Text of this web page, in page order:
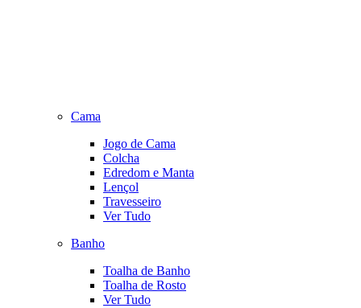
Cama
Jogo de Cama
Colcha
Edredom e Manta
Lençol
Travesseiro
Ver Tudo
Banho
Toalha de Banho
Toalha de Rosto
Ver Tudo